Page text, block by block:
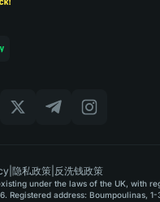
隐私政策 反洗钱政策
under the laws of the UK, with
Registered address: Boumpoulinas,